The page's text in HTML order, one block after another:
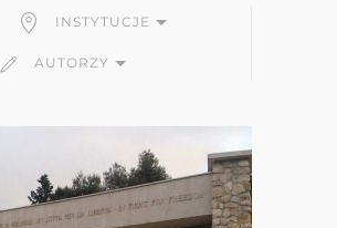
INSTYTUCJE
AUTORZY